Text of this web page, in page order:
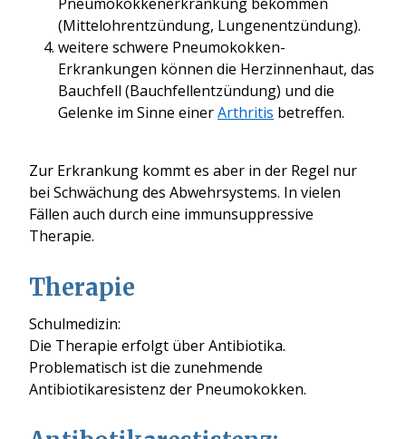
(Mittelohrentzündung, Lungenentzündung).
weitere schwere Pneumokokken-
Erkrankungen können die Herzinnenhaut, das
Bauchfell (Bauchfellentzündung) und die
Gelenke im Sinne einerArthritis betreffen.
Zur Erkrankung kommt es aber in der Regel nur
bei Schwächung des Abwehrsystems. In vielen
Fällen auch durch eine immunsuppressive
Therapie.
Therapie
Schulmedizin:
Die Therapie erfolgt über Antibiotika.
Problematisch ist die zunehmende
Antibiotikaresistenz der Pneumokokken.